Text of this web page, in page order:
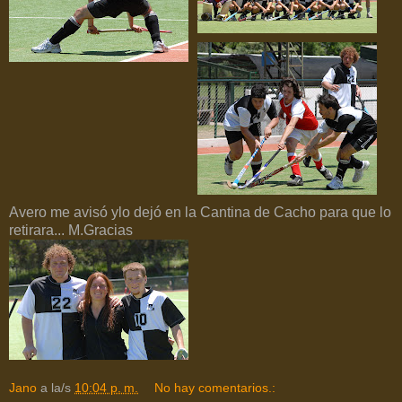
Avero me avisó ylo dejó en la Cantina de Cacho para que lo
retirara... M.Gracias
Jano a la/s 10:04 p. m. No hay comentarios.: